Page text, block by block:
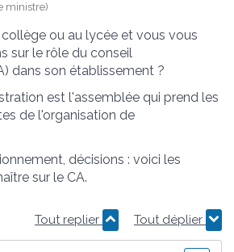
ministre)
ou au lycée et vous vous
sur le rôle du conseil
dans son établissement ?
est l'assemblée qui prend les
de l'organisation de
décisions : voici les
sur le CA.
Tout replier Tout déplier